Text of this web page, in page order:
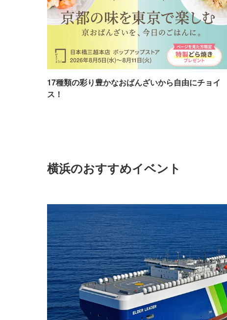
17種類の彩り豊かなおばんざいから自由にチョイ
ス！
横浜のおすすめイベント